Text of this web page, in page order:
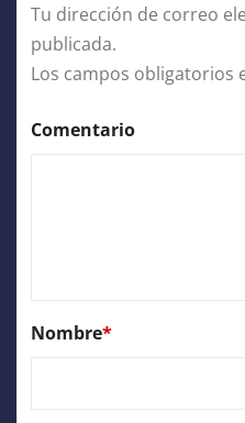
Tu dirección de correo
publicada.
Los campos obligatorios
Comentario
Nombre*